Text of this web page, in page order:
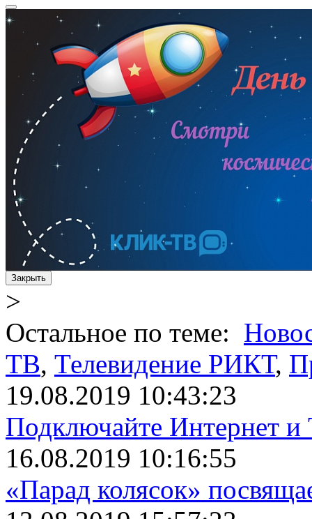
Закрыть
>
Остальное по теме:
ТВ, Телевидение РИКТ,
19.08.2019 10:43:23
Подключайте Интернет и
16.08.2019 10:16:55
«Парад колясок»